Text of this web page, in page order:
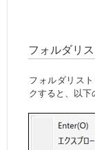
フォルダリ
フォルダリス
クすると、以下